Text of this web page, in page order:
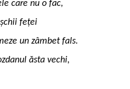
care nu o fac,
feței
un zâmbet fals.
ăsta vechi,